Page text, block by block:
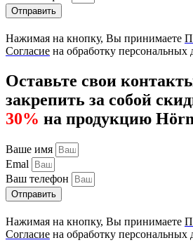
Отправить
Нажимая на кнопку, Вы принимаете
Согласие на обработку персональных
Оставьте свои
закрепить за собой
30% на продукцию
Ваше имя
Emal
Ваш телефон
Отправить
Нажимая на кнопку, Вы принимаете
Согласие на обработку персональных